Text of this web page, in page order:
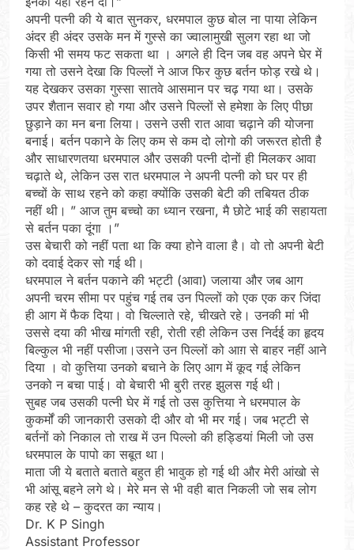
अपनी पत्नी की ये बात सुनकर, धरमपाल कुछ बोल ना पाया लेकिन
अंदर ही अंदर उसके मन में गुस्से का ज्वालामुखी सुलग रहा था जो
किसी भी समय फट सकता था । अगले ही दिन जब वह अपने घेर में
गया तो उसने देखा कि पिल्लों ने आज फिर कुछ बर्तन फोड़ रखे थे।
यह देखकर उसका गुस्सा सातवे आसमान पर चढ़ गया था। उसके
उपर शैतान सवार हो गया और उसने पिल्लों से हमेशा के लिए पीछा
छुड़ाने का मन बना लिया। उसने उसी रात आवा चढ़ाने की योजना
बनाई। बर्तन पकाने के लिए कम से कम दो लोगो की जरूरत होती है
और साधारणतया धरमपाल और उसकी पत्नी दोनों ही मिलकर आवा
चढ़ाते थे, लेकिन उस रात धरमपाल ने अपनी पत्नी को घर पर ही
बच्चों के साथ रहने को कहा क्योंकि उसकी बेटी की तबियत ठीक
नहीं थी। ” आज तुम बच्चो का ध्यान रखना, मै छोटे भाई की सहायता
से बर्तन पका दूंगा ।”
उस बेचारी को नहीं पता था कि क्या होने वाला है। वो तो अपनी बेटी
को दवाई देकर सो गई थी।
धरमपाल ने बर्तन पकाने की भट्टी (आवा) जलाया और जब आग
अपनी चरम सीमा पर पहुंच गई तब उन पिल्लों को एक एक कर जिंदा
ही आग में फैक दिया। वो चिल्लाते रहे, चीखते रहे। उनकी मां भी
उससे दया की भीख मांगती रही, रोती रही लेकिन उस निर्दई का हृदय
बिल्कुल भी नहीं पसीजा।उसने उन पिल्लों को आग़ से बाहर नहीं आने
दिया । वो कुत्तिया उनको बचाने के लिए आग में कूद गई लेकिन
उनको न बचा पाई। वो बेचारी भी बुरी तरह झुलस गई थी।
सुबह जब उसकी पत्नी घेर में गई तो उस कुत्तिया ने धरमपाल के
कुकर्मों की जानकारी उसको दी और वो भी मर गई। जब भट्टी से
बर्तनों को निकाल तो राख में उन पिल्लो की हड्डियां मिली जो उस
धरमपाल के पापो का सबूत था।
माता जी ये बताते बताते बहुत ही भावुक हो गई थी और मेरी आंखो से
भी आंसू बहने लगे थे। मेरे मन से भी वही बात निकली जो सब लोग
कह रहे थे – कुदरत का न्याय।
Dr. K P Singh
Assistant Professor